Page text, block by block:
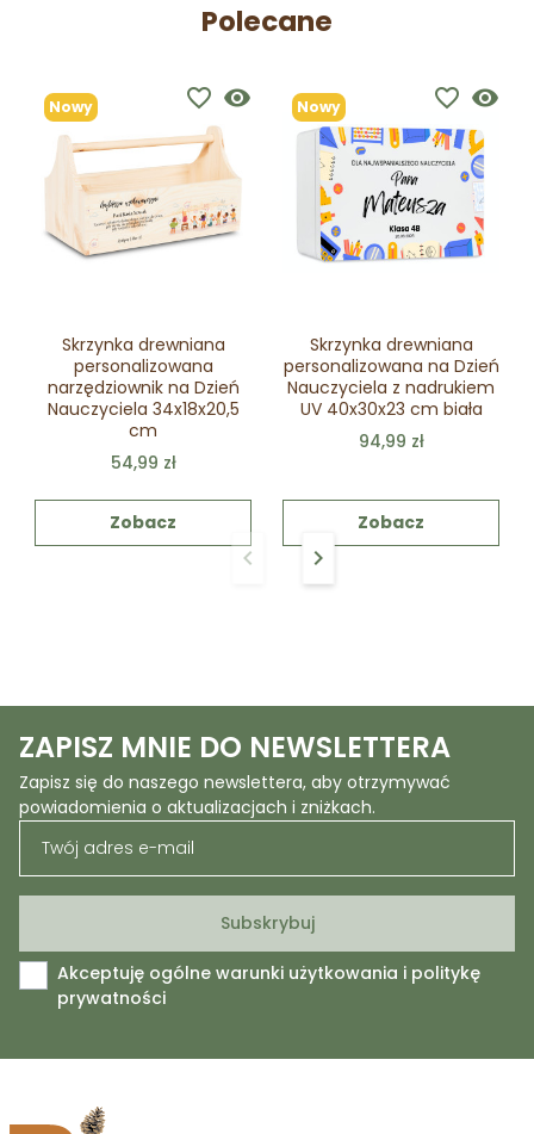
Polecane
Nowy visibility
favorite_border
Skrzynka drewniana
personalizowana
narzędziownik na Dzień
Nauczyciela 34x18x20,5
cm
54,99 zł
Zobacz
Nowy visibility
favorite_border
Skrzynka drewniana
personalizowana na Dzień
Nauczyciela z nadrukiem
UV 40x30x23 cm biała
94,99 zł
Zobacz
Poprzedni
keyboard_arrow_left Następny
keyboard_arrow_right
ZAPISZ MNIE DO NEWSLETTERA
Zapisz się do naszego newslettera, aby otrzymywać
powiadomienia o aktualizacjach i zniżkach.
Akceptuję ogólne warunki użytkowania i politykę
prywatności